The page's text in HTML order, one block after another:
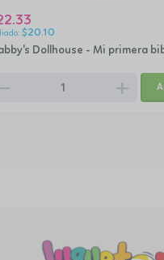
Dollhouse - Mi primera
$20.10
add